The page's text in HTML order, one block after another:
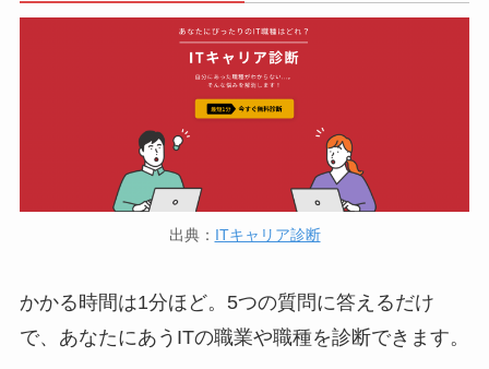
出典： ITキャリア診断
かかる時間は1分ほど。5つの質問に答えるだけ
で、あなたにあうITの職業や職種を診断できます。